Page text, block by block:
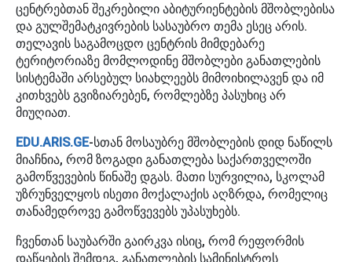
ცენტრებთან შეკრებილი აბიტურიენტების მშობლებისა
და გულშემატკივრების სასაუბრო თემა ესეც არის.
თელავის საგამოცდო ცენტრის მიმდებარე
ტერიტორიაზე მომლოდინე მშობლები განათლების
სისტემაში არსებულ სიახლეებს მიმოიხილავენ და იმ
კითხვებს გვიზიარებენ, რომლებზე პასუხიც არ
მიუღიათ.
EDU.ARIS.GE-სთან მოსაუბრე მშობლების დიდ ნაწილს
მიაჩნია, რომ ზოგადი განათლება საქართველოში
გამოწვევების წინაშე დგას. მათი სურვილია, სკოლამ
უზრუნველყოს ისეთი მოქალაქის აღზრდა, რომელიც
თანამედროვე გამოწვევებს უპასუხებს.
ჩვენთან საუბარში გაირკვა ისიც, რომ რეფორმის
დაწყების შემდეგ, განათლების სამინისტროს